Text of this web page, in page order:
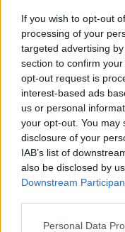
If you wish to opt-out
processing of your
targeted advertising
section to confirm
opt-out request is
interest-based ads
us or personal
your opt-out. You may
disclosure of your
IAB’s list of
also be disclosed by
Downstream
Personal Data
ore 9.30 di sabato 16
Calabiana.
Condividi questo articolo:
E-mail
Mastodon
Stampa
Vuoi ricevere gli